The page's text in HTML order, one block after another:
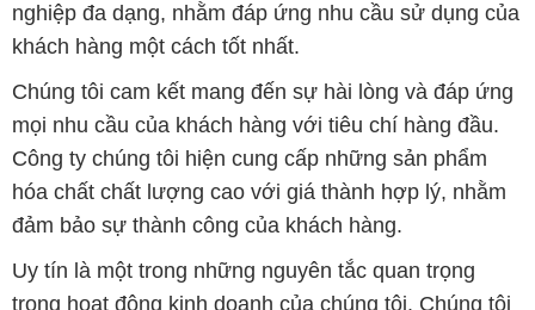
nghiệp đa dạng, nhằm đáp ứng nhu cầu sử dụng của
khách hàng một cách tốt nhất.
Chúng tôi cam kết mang đến sự hài lòng và đáp ứng
mọi nhu cầu của khách hàng với tiêu chí hàng đầu.
Công ty chúng tôi hiện cung cấp những sản phẩm
hóa chất chất lượng cao với giá thành hợp lý, nhằm
đảm bảo sự thành công của khách hàng.
Uy tín là một trong những nguyên tắc quan trọng
trong hoạt động kinh doanh của chúng tôi. Chúng tôi